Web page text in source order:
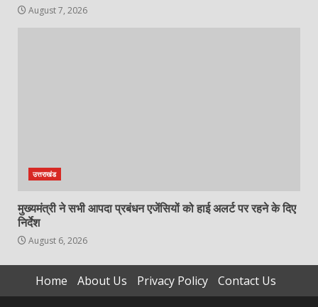
August 7, 2026
उत्तराखंड
मुख्यमंत्री ने सभी आपदा प्रबंधन एजेंसियों को हाई अलर्ट पर रहने के दिए
निर्देश
August 6, 2026
Home About Us Privacy Policy
Contact Us